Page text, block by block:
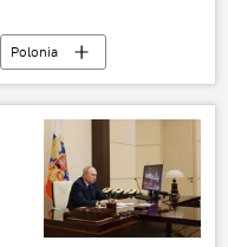
Polonia